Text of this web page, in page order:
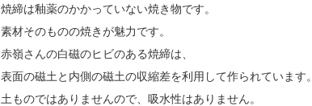
焼締は釉薬のかかっていない焼き物です。
素材そのものの焼きが魅力です。
赤嶺さんの白磁のヒビのある焼締は、
表面の磁土と内側の磁土の収縮差を利用して作られています。
土ものではありませんので、吸水性はありません。